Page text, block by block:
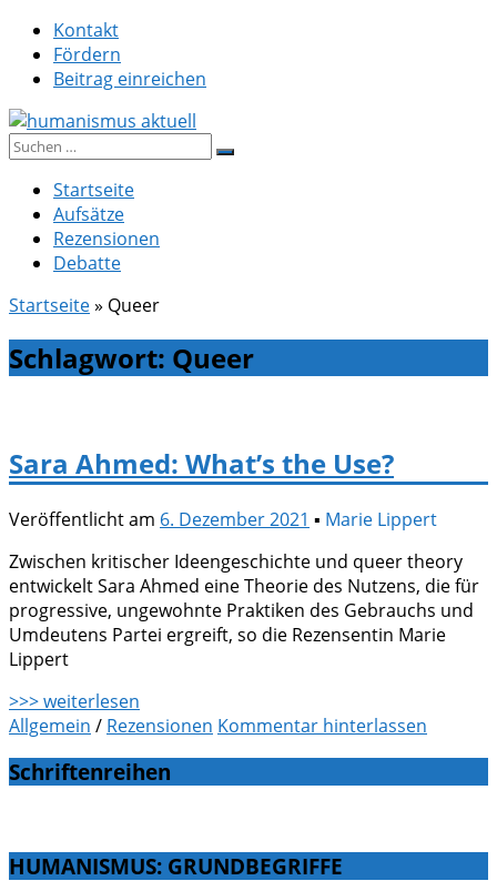
Zum
Inhalt
springen
Kontakt
Fördern
Beitrag einreichen
humanismus aktuell
Suche
Startseite
Aufsätze
Rezensionen
Debatte
Startseite» Queer
Schlagwort: Queer
Sara Ahmed: What’s the Use?
Veröffentlicht am 6. Dezember 2021 ▪ Marie Lippert
Zwischen kritischer Ideengeschichte und queer theory
entwickelt Sara Ahmed eine Theorie des Nutzens, die für
progressive, ungewohnte Praktiken des Gebrauchs und
Umdeutens Partei ergreift, so die Rezensentin Marie
Lippert
>>> weiterlesen
Allgemein / Rezensionen Kommentar hinterlassen
Schriftenreihen
HUMANISMUS: GRUNDBEGRIFFE